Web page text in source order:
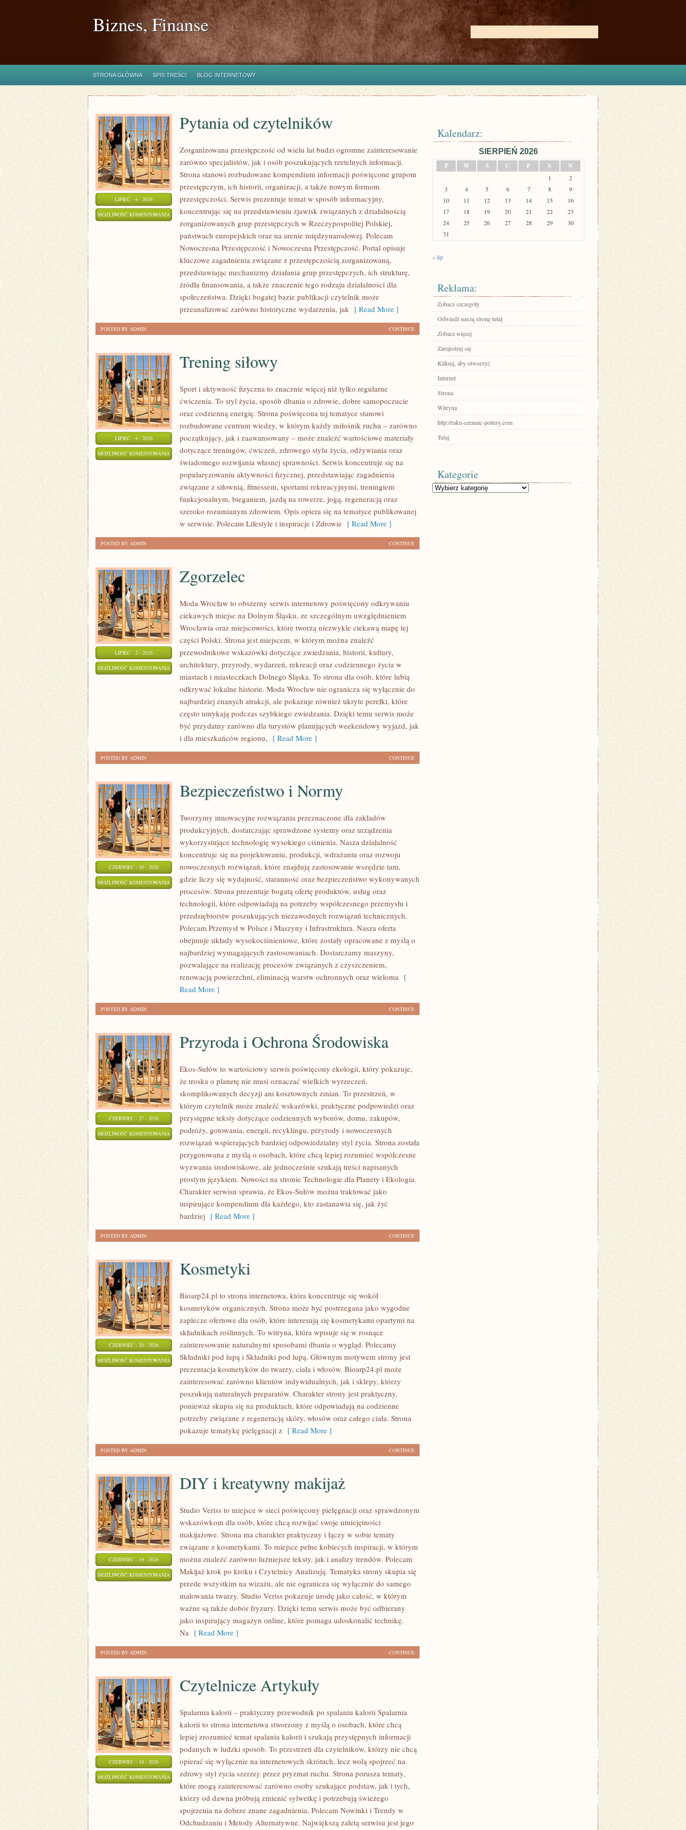
Biznes, Finanse
STRONA GŁÓWNA SPIS TREŚCI BLOG INTERNETOWY
LIPIEC - 4 - 2026
MOŻLIWOŚĆ KOMENTOWANIA PYTANIA
CZYTELNIKÓW
Pytania od czytelników
Zorganizowana przestępczość od wielu lat budzi ogromne zainteresowanie
zarówno specjalistów, jak i osób poszukujących rzetelnych informacji.
Strona stanowi rozbudowane kompendium informacji poświęcone grupom
przestępczym, ich historii, organizacji, a także nowym formom
przestępczości. Serwis prezentuje temat w sposób informacyjny,
koncentrując się na przedstawieniu zjawisk związanych z działalnością
zorganizowanych grup przestępczych w Rzeczypospolitej Polskiej,
państwach europejskich oraz na arenie międzynarodowej. Polecam
Nowoczesna Przestępczość i Nowoczesna Przestępczość. Portal opisuje
kluczowe zagadnienia związane z przestępczością zorganizowaną,
przedstawiając mechanizmy działania grup przestępczych, ich strukturę,
źródła finansowania, a także znaczenie tego rodzaju działalności dla
społeczeństwa. Dzięki bogatej bazie publikacji czytelnik może
przeanalizować zarówno historyczne wydarzenia, jak [ Read More ]
CONTINUE
POSTED BY ADMIN
LIPIEC - 4 - 2026
MOŻLIWOŚĆ KOMENTOWANIA TRENING
SIŁOWY
Trening siłowy
Sport i aktywność fizyczna to znacznie więcej niż tylko regularne
ćwiczenia. To styl życia, sposób dbania o zdrowie, dobre samopoczucie
oraz codzienną energię. Strona poświęcona tej tematyce stanowi
rozbudowane centrum wiedzy, w którym każdy miłośnik ruchu – zarówno
początkujący, jak i zaawansowany – może znaleźć wartościowe materiały
dotyczące treningów, ćwiczeń, zdrowego stylu życia, odżywiania oraz
świadomego rozwijania własnej sprawności. Serwis koncentruje się na
popularyzowaniu aktywności fizycznej, przedstawiając zagadnienia
związane z siłownią, fitnessem, sportami rekreacyjnymi, treningiem
funkcjonalnym, bieganiem, jazdą na rowerze, jogą, regeneracją oraz
szeroko rozumianym zdrowiem. Opis opiera się na tematyce publikowanej
w serwisie. Polecam Lifestyle i inspiracje i Zdrowie [ Read More ]
CONTINUE
POSTED BY ADMIN
LIPIEC - 2 - 2026
MOŻLIWOŚĆ KOMENTOWANIA ZGORZELEC
Zgorzelec
Moda Wrocław to obszerny serwis internetowy poświęcony odkrywaniu
ciekawych miejsc na Dolnym Śląsku, ze szczególnym uwzględnieniem
Wrocławia oraz miejscowości, które tworzą niezwykle ciekawą mapę tej
części Polski. Strona jest miejscem, w którym można znaleźć
przewodnikowe wskazówki dotyczące zwiedzania, historii, kultury,
architektury, przyrody, wydarzeń, rekreacji oraz codziennego życia w
miastach i miasteczkach Dolnego Śląska. To strona dla osób, które lubią
odkrywać lokalne historie. Moda Wrocław nie ogranicza się wyłącznie do
najbardziej znanych atrakcji, ale pokazuje również ukryte perełki, które
często umykają podczas szybkiego zwiedzania. Dzięki temu serwis może
być przydatny zarówno dla turystów planujących weekendowy wyjazd, jak
i dla mieszkańców regionu, [ Read More ]
CONTINUE
POSTED BY ADMIN
CZERWIEC - 30 - 2026
MOŻLIWOŚĆ KOMENTOWANIA BEZPIECZEŃSTWO
NORMY
Bezpieczeństwo i Normy
Tworzymy innowacyjne rozwiązania przeznaczone dla zakładów
produkcyjnych, dostarczając sprawdzone systemy oraz urządzenia
wykorzystujące technologię wysokiego ciśnienia. Nasza działalność
koncentruje się na projektowaniu, produkcji, wdrażaniu oraz rozwoju
nowoczesnych rozwiązań, które znajdują zastosowanie wszędzie tam,
gdzie liczy się wydajność, staranność oraz bezpieczeństwo wykonywanych
procesów. Strona prezentuje bogatą ofertę produktów, usług oraz
technologii, które odpowiadają na potrzeby współczesnego przemysłu i
przedsiębiorstw poszukujących niezawodnych rozwiązań technicznych.
Polecam Przemysł w Polsce i Maszyny i Infrastruktura. Nasza oferta
obejmuje układy wysokociśnieniowe, które zostały opracowane z myślą o
najbardziej wymagających zastosowaniach. Dostarczamy maszyny,
pozwalające na realizację procesów związanych z czyszczeniem,
renowacją powierzchni, eliminacją warstw ochronnych oraz wieloma [
Read More ]
CONTINUE
POSTED BY ADMIN
CZERWIEC - 27 - 2026
MOŻLIWOŚĆ KOMENTOWANIA PRZYRODA
OCHRONA
ŚRODOWISKA
Przyroda i Ochrona Środowiska
Ekos-Sułów to wartościowy serwis poświęcony ekologii, który pokazuje,
że troska o planetę nie musi oznaczać wielkich wyrzeczeń,
skomplikowanych decyzji ani kosztownych zmian. To przestrzeń, w
którym czytelnik może znaleźć wskazówki, praktyczne podpowiedzi oraz
przystępne teksty dotyczące codziennych wyborów, domu, zakupów,
podróży, gotowania, energii, recyklingu, przyrody i nowoczesnych
rozwiązań wspierających bardziej odpowiedzialny styl życia. Strona została
przygotowana z myślą o osobach, które chcą lepiej rozumieć współczesne
wyzwania środowiskowe, ale jednocześnie szukają treści napisanych
prostym językiem. Nowości na stronie Technologie dla Planety i Ekologia.
Charakter serwisu sprawia, że Ekos-Sułów można traktować jako
inspirujące kompendium dla każdego, kto zastanawia się, jak żyć
bardziej [ Read More ]
CONTINUE
POSTED BY ADMIN
CZERWIEC - 20 - 2026
MOŻLIWOŚĆ KOMENTOWANIA KOSMETYKI
Kosmetyki
Bioarp24.pl to strona internetowa, która koncentruje się wokół
kosmetyków organicznych. Strona może być postrzegana jako wygodne
zaplecze ofertowe dla osób, które interesują się kosmetykami opartymi na
składnikach roślinnych. To witryna, która wpisuje się w rosnące
zainteresowanie naturalnymi sposobami dbania o wygląd. Polecamy
Składniki pod lupą i Składniki pod lupą. Głównym motywem strony jest
prezentacja kosmetyków do twarzy, ciała i włosów. Bioarp24.pl może
zainteresować zarówno klientów indywidualnych, jak i sklepy, którzy
poszukują naturalnych preparatów. Charakter strony jest praktyczny,
ponieważ skupia się na produktach, które odpowiadają na codzienne
potrzeby związane z regeneracją skóry, włosów oraz całego ciała. Strona
pokazuje tematykę pielęgnacji z [ Read More ]
CONTINUE
POSTED BY ADMIN
CZERWIEC - 19 - 2026
MOŻLIWOŚĆ KOMENTOWANIA
KREATYWNY
MAKIJAŻ
DIY i kreatywny makijaż
Studio Veriss to miejsce w sieci poświęcony pielęgnacji oraz sprawdzonym
wskazówkom dla osób, które chcą rozwijać swoje umiejętności
makijażowe. Strona ma charakter praktyczny i łączy w sobie tematy
związane z kosmetykami. To miejsce pełne kobiecych inspiracji, w którym
można znaleźć zarówno luźniejsze teksty, jak i analizy trendów. Polecam
Makijaż krok po kroku i Czytelnicy Analizują. Tematyka strony skupia się
przede wszystkim na wizażu, ale nie ogranicza się wyłącznie do samego
malowania twarzy. Studio Veriss pokazuje urodę jako całość, w którym
ważne są także dobór fryzury. Dzięki temu serwis może być odbierany
jako inspirujący magazyn online, które pomaga udoskonalić technikę.
Na [ Read More ]
CONTINUE
POSTED BY ADMIN
CZERWIEC - 18 - 2026
MOŻLIWOŚĆ KOMENTOWANIA CZYTELNICZE
ARTYKUŁY
Czytelnicze Artykuły
Spalarnia kalorii – praktyczny przewodnik po spalaniu kalorii Spalarnia
kalorii to strona internetowa stworzony z myślą o osobach, które chcą
lepiej zrozumieć temat spalania kalorii i szukają przystępnych informacji
podanych w ludzki sposób. To przestrzeń dla czytelników, którzy nie chcą
opierać się wyłącznie na internetowych skrótach, lecz wolą spojrzeć na
zdrowy styl życia szerzej: przez pryzmat ruchu. Strona porusza tematy,
które mogą zainteresować zarówno osoby szukające podstaw, jak i tych,
którzy od dawna próbują zmienić sylwetkę i potrzebują świeżego
spojrzenia na dobrze znane zagadnienia. Polecam Nowinki i Trendy w
Odchudzaniu i Metody Alternatywne. Największą zaletą serwisu jest jego
Kalendarz:
SIERPIEŃ 2026
P
W Ś C P S N
1
2
3
4 5 6 7 8
9
10
11 12 13 14 15
16
17
18 19 20 21 22
23
24
25 26 27 28 29
30
31
« lip
Reklama:
Zobacz szczegóły
Odwiedź naszą stronę tutaj
Zobacz więcej
Zarejestruj się
Kliknij, aby otworzyć
Internet
Strona
Witryna
http://raku-ceramic-pottery.com
Tutaj
Kategorie
Kategorie